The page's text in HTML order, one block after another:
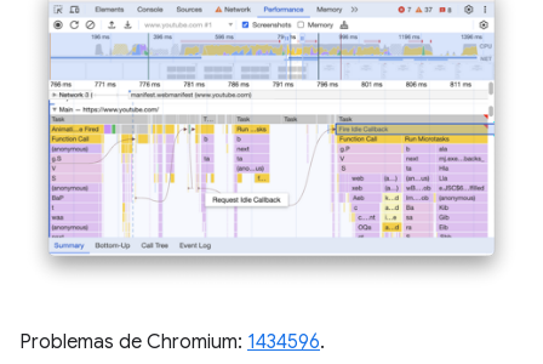
Problemas de Chromium: 1434596.